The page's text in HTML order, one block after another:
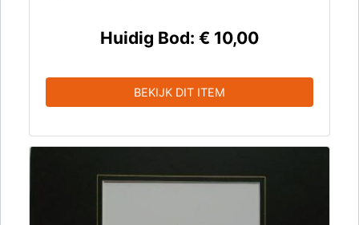
Huidig Bod: € 10,00
BEKIJK DIT ITEM